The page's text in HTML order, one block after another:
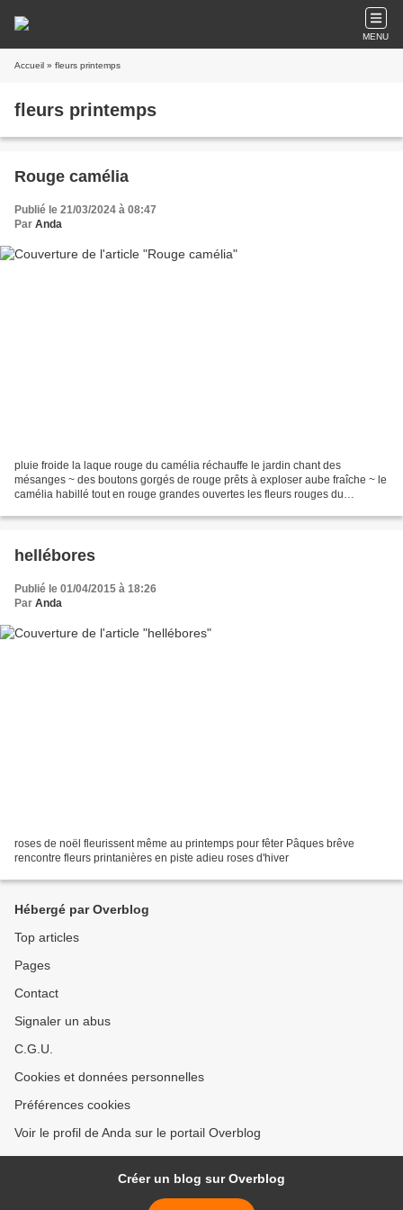
MENU
Accueil » fleurs printemps
fleurs printemps
Rouge camélia
Publié le 21/03/2024 à 08:47
Par Anda
pluie froide la laque rouge du camélia réchauffe le jardin chant des
mésanges ~ des boutons gorgés de rouge prêts à exploser aube fraîche ~ le
camélia habillé tout en rouge grandes ouvertes les fleurs rouges du
hellébores
Publié le 01/04/2015 à 18:26
Par Anda
roses de noël fleurissent même au printemps pour fêter Pâques brêve
rencontre fleurs printanières en piste adieu roses d'hiver
Hébergé par Overblog
Top articles
Pages
Contact
Signaler un abus
C.G.U.
Cookies et données personnelles
Préférences cookies
Voir le profil de Anda sur le portail Overblog
Créer un blog sur Overblog